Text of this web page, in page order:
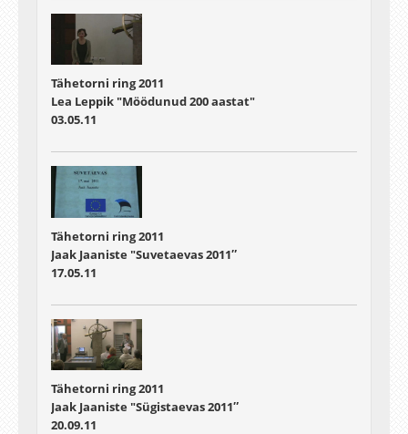
Tähetorni ring 2011
Lea Leppik "Möödunud 200 aastat"
03.05.11
Tähetorni ring 2011
Jaak Jaaniste "Suvetaevas 2011″
17.05.11
Tähetorni ring 2011
Jaak Jaaniste "Sügistaevas 2011″
20.09.11